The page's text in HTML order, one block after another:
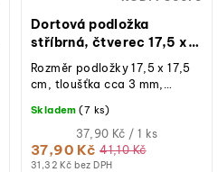
Dortová podložka
stříbrná, čtverec 17,5 x
17,5 cm, výška 3 mm
31,32 Kč bez DPH
37,90 Kč 41,10 Kč
Měrná
cena:
37,90 Kč / 1 ks
Skladem (7 ks)
Rozměr podložky 17,5 x 17,5
cm, tloušťka cca 3 mm,